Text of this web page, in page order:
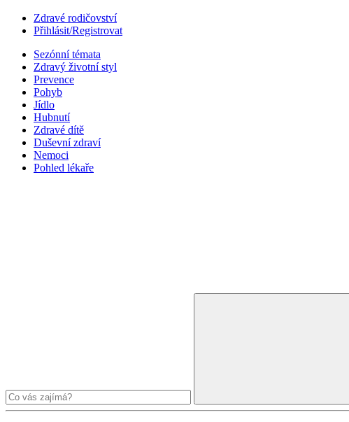
Zdravé rodičovství
Přihlásit/Registrovat
Sezónní témata
Zdravý životní styl
Prevence
Pohyb
Jídlo
Hubnutí
Zdravé dítě
Duševní zdraví
Nemoci
Pohled lékaře